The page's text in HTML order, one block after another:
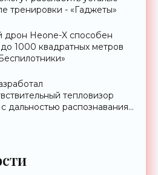
тренировки - «Гаджеты»
дрон Heone-X способен
до 1000 квадратных метров
тепловизор
дальностью распознавания